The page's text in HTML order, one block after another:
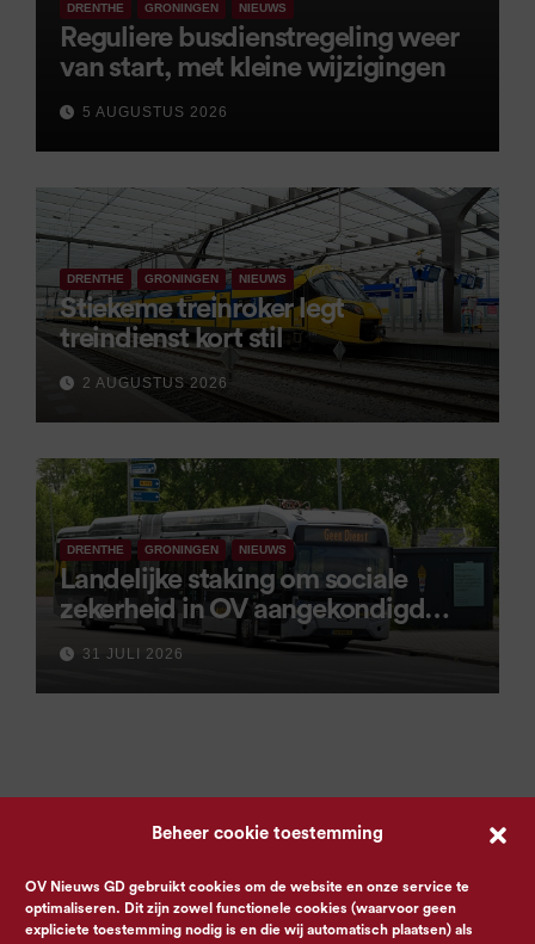
Beheer cookie toestemming
OV Nieuws GD gebruikt cookies om de website en onze service te
optimaliseren. Dit zijn zowel functionele cookies (waarvoor geen
expliciete toestemming nodig is en die wij automatisch plaatsen) als
DRENTHE GRONINGEN NIEUWS
Reguliere busdienstregeling weer
van start, met kleine wijzigingen
5 AUGUSTUS 2026
DRENTHE GRONINGEN NIEUWS
Stiekeme treinroker legt
treindienst kort stil
2 AUGUSTUS 2026
DRENTHE GRONINGEN NIEUWS
Landelijke staking om sociale
zekerheid in OV aangekondigd
voor 9 september
31 JULI 2026